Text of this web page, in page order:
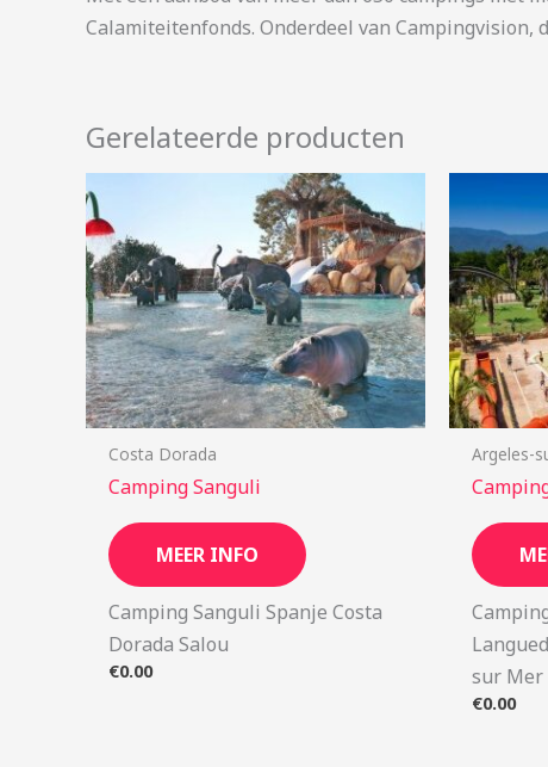
Calamiteitenfonds. Onderdeel van Campingvision,
Gerelateerde producten
Costa Dorada
Camping Sanguli
MEER INFO
Camping Sanguli Spanje Costa
Dorada Salou
€0.00
Argeles-
sur Mer
€0.00